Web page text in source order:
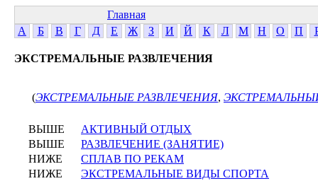
Главная
А
Б В Г Д Е Ж З И Й К Л М Н О П
ЭКСТРЕМАЛЬНЫЕ РАЗВЛЕЧЕНИЯ
(ЭКСТРЕМАЛЬНЫЕ РАЗВЛЕЧЕНИЯ,
ВЫШЕ
АКТИВНЫЙ ОТДЫХ
ВЫШЕ
РАЗВЛЕЧЕНИЕ (ЗАНЯТИЕ)
НИЖЕ
СПЛАВ ПО РЕКАМ
НИЖЕ
ЭКСТРЕМАЛЬНЫЕ ВИДЫ СПОРТА